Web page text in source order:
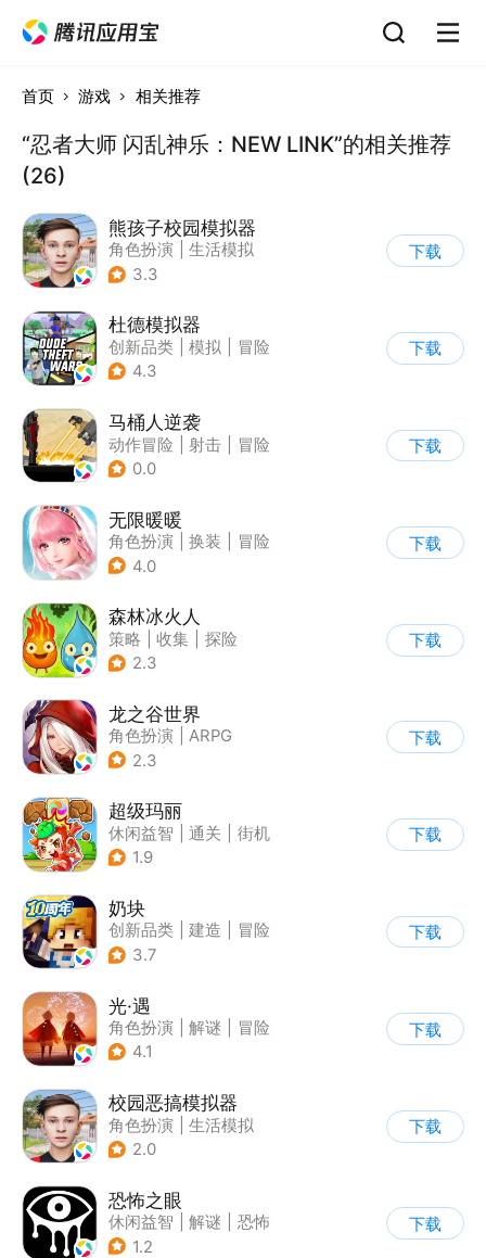
首页 游戏 相关推荐
“忍者大师 闪乱神乐：NEW LINK”的相关推荐
(26)
熊孩子校园模拟器
角色扮演
生活模拟
| 写实
3.3
下载
杜德模拟器
创新品类 模拟
冒险
| 写实
4.3
下载
马桶人逆袭
动作冒险 射击
冒险
| 像素风
0.0
下载
无限暖暖
角色扮演 换装
冒险
| 开放世界
4.0
下载
森林冰火人
策略 收集
探险
| 儿童游戏
2.3
下载
龙之谷世界
角色扮演
ARPG
| 奇幻
2.3
下载
超级玛丽
休闲益智 通关
街机
| 儿童游戏
1.9
下载
奶块
创新品类 建造
冒险
| 开放世界
3.7
下载
光·遇
角色扮演 解谜
冒险
| 开放世界
4.1
下载
校园恶搞模拟器
角色扮演
生活模拟
| 写实
2.0
下载
恐怖之眼
休闲益智 解谜
恐怖
| 单机
1.2
下载